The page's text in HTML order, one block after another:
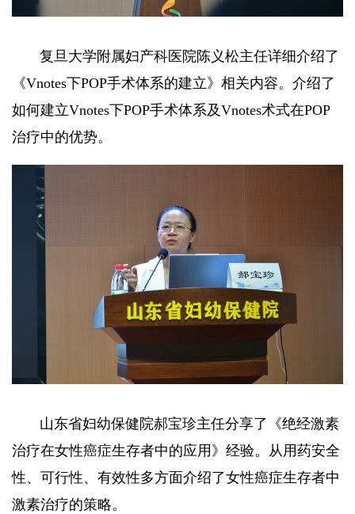
复旦大学附属妇产科医院陈义松主任详细介绍了
《Vnotes下POP手术体系的建立》相关内容。介绍了
如何建立Vnotes下POP手术体系及Vnotes术式在POP
治疗中的优势。
山东省妇幼保健院郝宝珍主任分享了《绝经激素
治疗在女性癌症生存者中的应用》经验。从用药安全
性、可行性、有效性多方面介绍了女性癌症生存者中
激素治疗的策略。